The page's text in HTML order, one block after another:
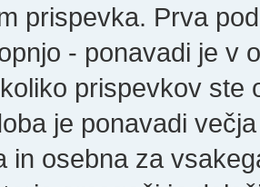
prispevka. Prva
- ponavadi je v
prispevkov ste
je ponavadi
in osebna za